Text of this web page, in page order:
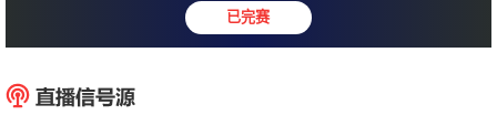
云南爨合 0 : 0 重庆